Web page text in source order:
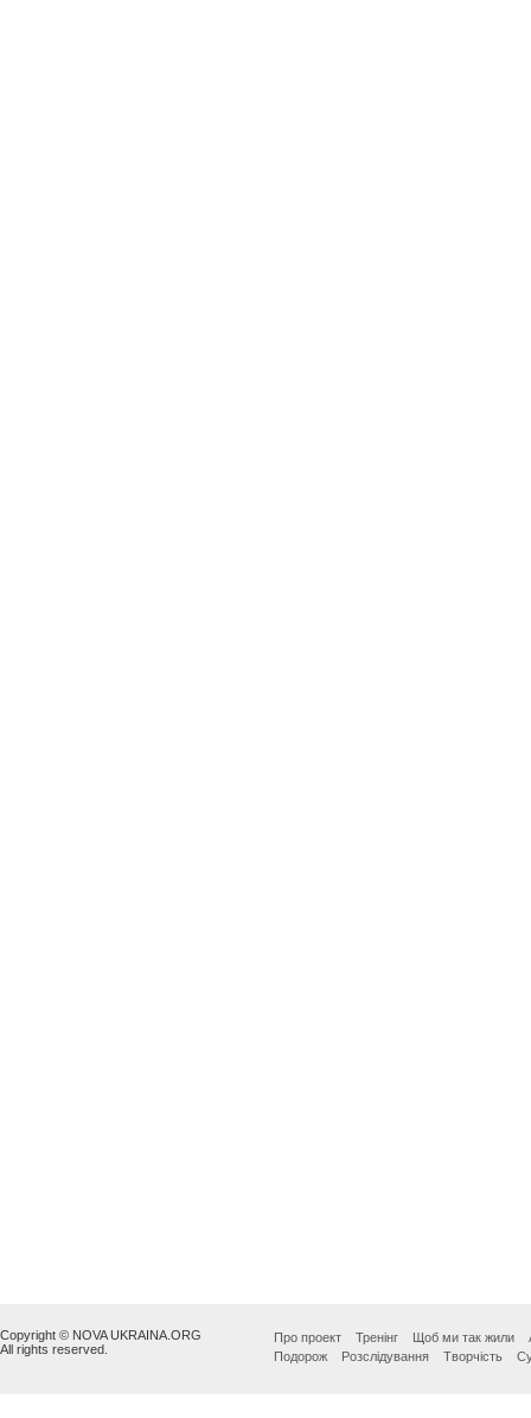
Copyright © NOVA UKRAINA.ORG
All rights reserved.
Про проект Тренінг Щоб ми так жили
Подорож
Розслідування Творчість